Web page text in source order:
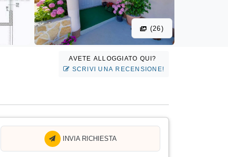
(26)
AVETE ALLOGGIATO QUI?
SCRIVI UNA RECENSIONE!
INVIA RICHIESTA